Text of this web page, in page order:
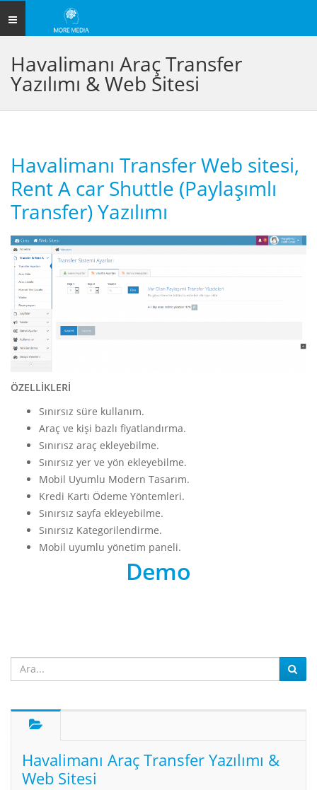
Toggle
navigation
Havalimanı Araç Transfer
Yazılımı & Web Sitesi
Havalimanı Transfer Web sitesi,
Rent A car Shuttle (Paylaşımlı
Transfer) Yazılımı
ÖZELLİKLERİ
Sınırsız süre kullanım.
Araç ve kişi bazlı fiyatlandırma.
Sınırısz araç ekleyebilme.
Sınırsız yer ve yön ekleyebilme.
Mobil Uyumlu Modern Tasarım.
Kredi Kartı Ödeme Yöntemleri.
Sınırsız sayfa ekleyebilme.
Sınırsız Kategorilendirme.
Mobil uyumlu yönetim paneli.
Demo
Havalimanı Araç Transfer Yazılımı &
Web Sitesi